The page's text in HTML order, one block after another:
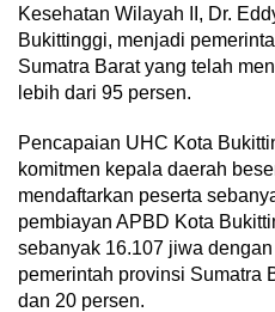
Kesehatan Wilayah II, Dr.
Bukittinggi, menjadi
Sumatra Barat yang telah
lebih dari 95 persen.
Pencapaian UHC Kota
komitmen kepala daerah
mendaftarkan peserta
pembiayan APBD Kota
sebanyak 16.107 jiwa
pemerintah provinsi Sumatra
dan 20 persen.